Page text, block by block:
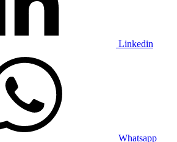
Linkedin
Whatsapp